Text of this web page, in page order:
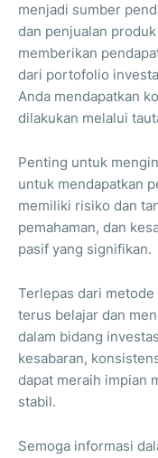
menjadi sumber
dan penjualan
memberikan
dari portofolio
Anda mendapatkan
dilakukan melalui
Penting untuk
untuk mendapatkan
memiliki risiko dan
pemahaman, dan
pasif yang signifikan.
Terlepas dari
terus belajar dan
dalam bidang
kesabaran,
dapat meraih impian
stabil.
Semoga informasi